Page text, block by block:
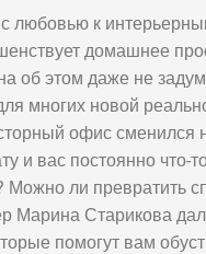
с любовью к
домашнее
об этом даже не
многих новой
офис сменился
и вас постоянно что-
Можно ли превратить
Марина Старикова
помогут вам